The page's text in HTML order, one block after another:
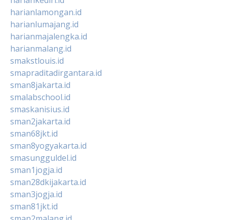
harianlamongan.id
harianlumajang.id
harianmajalengka.id
harianmalang.id
smakstlouis.id
smapraditadirgantara.id
sman8jakarta.id
smalabschool.id
smaskanisius.id
sman2jakarta.id
sman68jkt.id
sman8yogyakarta.id
smasungguldel.id
sman1jogja.id
sman28dkijakarta.id
sman3jogja.id
sman81jkt.id